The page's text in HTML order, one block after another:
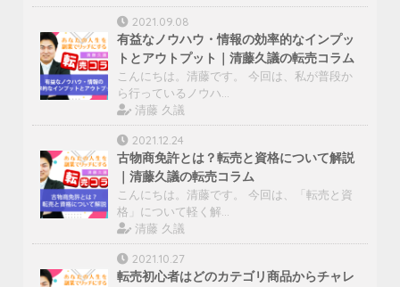
2021.09.08
有益なノウハウ・情報の効率的なインプッ
トとアウトプット｜清藤久議の転売コラム
こんにちは。清藤です。 今回は、私が普段か
ら行っているノウハ…
清藤 久議
2021.12.24
古物商免許とは？転売と資格について解説
｜清藤久議の転売コラム
こんにちは。清藤です。 今回は、「転売と資
格」について軽く解…
清藤 久議
2021.10.27
転売初心者はどのカテゴリ商品からチャレ